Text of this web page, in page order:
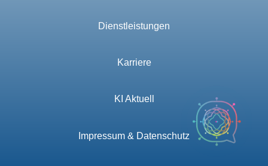
Dienstleistungen
Karriere
KI Aktuell
Impressum & Datenschutz